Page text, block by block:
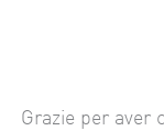
Grazie per aver